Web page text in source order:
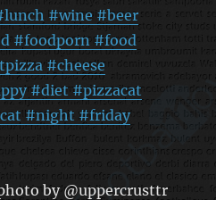
#wine #beer
#foodporn #food
#cheese
#diet #pizzacat
#night #friday
by @uppercrusttr